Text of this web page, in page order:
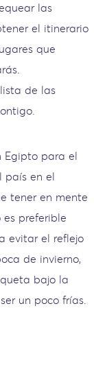
las
el itinerario
que
de las
Egipto para el
país en el
tener en mente
preferible
evitar el reflejo
de invierno,
bajo la
un poco frías.